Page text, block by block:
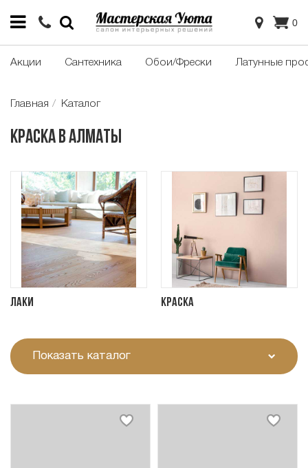
0
Акции Сантехника Обои/Фрески Латунные
Главная Каталог
Краска в Алматы
Лаки Краска
Показать каталог